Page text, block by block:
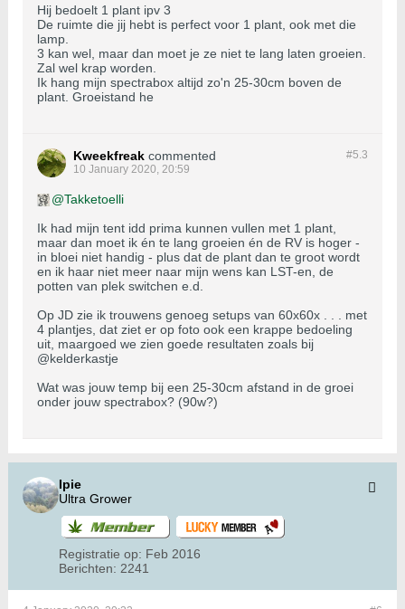
Hij bedoelt 1 plant ipv 3
De ruimte die jij hebt is perfect voor 1 plant, ook met die
lamp.
3 kan wel, maar dan moet je ze niet te lang laten groeien.
Zal wel krap worden.
Ik hang mijn spectrabox altijd zo'n 25-30cm boven de
plant. Groeistand he
#5.3
Kweekfreak commented
10 January 2020, 20:59
Takketoelli
Ik had mijn tent idd prima kunnen vullen met 1 plant,
maar dan moet ik én te lang groeien én de RV is hoger -
in bloei niet handig - plus dat de plant dan te groot wordt
en ik haar niet meer naar mijn wens kan LST-en, de
potten van plek switchen e.d.
Op JD zie ik trouwens genoeg setups van 60x60x . . . met
4 plantjes, dat ziet er op foto ook een krappe bedoeling
uit, maargoed we zien goede resultaten zoals bij
@kelderkastje
Wat was jouw temp bij een 25-30cm afstand in de groei
onder jouw spectrabox? (90w?)
Ipie
Ultra Grower
Registratie op: Feb 2016
Berichten: 2241